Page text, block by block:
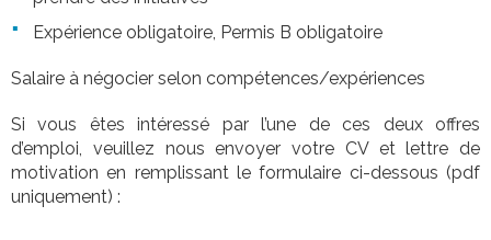
Expérience obligatoire, Permis B obligatoire
Salaire à négocier selon compétences/expériences
Si vous êtes intéressé par l’une de ces deux offres
d’emploi, veuillez nous envoyer votre CV et lettre de
motivation en remplissant le formulaire ci-dessous (pdf
uniquement) :